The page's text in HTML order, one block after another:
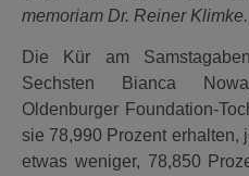
memoriam Dr. Reiner Klimke.
Die Kür am
Sechsten Bianca
Oldenburger Foundation-
sie 78,990 Prozent erhalten,
etwas weniger, 78,850